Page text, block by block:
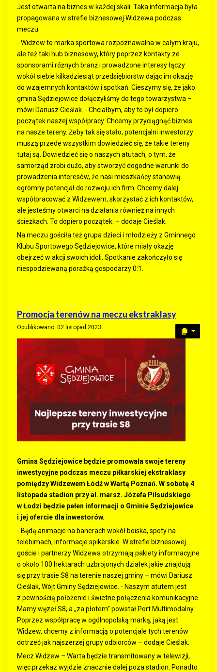
Jest otwarta na biznes w każdej skali. Taka informacja była
propagowana w strefie biznesowej Widzewa podczas
meczu.
- Widzew to marka sportowa rozpoznawalna w całym kraju,
ale też taki hub biznesowy, który poprzez kontakty ze
sponsorami różnych branż i prowadzone interesy łączy
wokół siebie kilkadziesiąt przedsiębiorstw dając im okazję
do wzajemnych kontaktów i spotkań. Cieszymy się, że jako
gmina Sędziejowice dołączyliśmy do tego towarzystwa –
mówi Dariusz Cieślak. - Chciałbym, aby to był dopiero
początek naszej współpracy. Chcemy przyciągnąć biznes
na nasze tereny. Żeby tak się stało, potencjalni inwestorzy
muszą przede wszystkim dowiedzieć się, że takie tereny
tutaj są. Dowiedzieć się o naszych atutach, o tym, że
samorząd zrobi dużo, aby stworzyć dogodne warunki do
prowadzenia interesów, że nasi mieszkańcy stanowią
ogromny potencjał do rozwoju ich firm. Chcemy dalej
współpracować z Widzewem, skorzystać z ich kontaktów,
ale jesteśmy otwarci na działania również na innych
ścieżkach. To dopiero początek. – dodaje Cieślak.
Na meczu gościła też grupa dzieci i młodzieży z Gminnego
Klubu Sportowego Sędziejowice, które miały okazję
obejrzeć w akcji swoich idoli. Spotkanie zakończyło się
niespodziewaną porażką gospodarzy 0:1.
Promocja terenów na meczu ekstraklasy
Opublikowano: 02 listopad 2023
Gmina Sędziejowice będzie promowała swoje tereny
inwestycyjne podczas meczu piłkarskiej ekstraklasy
pomiędzy Widzewem Łódź w Wartą Poznań. W sobotę 4
listopada stadion przy al. marsz. Józefa Piłsudskiego
w Łodzi będzie pełen informacji o Gminie Sędziejowice
i jej ofercie dla inwestorów.
- Będą animacje na banerach wokół boiska, spoty na
telebimach, informacje spikerskie. W strefie biznesowej
goście i partnerzy Widzewa otrzymają pakiety informacyjne
o około 100 hektarach uzbrojonych działek jakie znajdują
się przy trasie S8 na terenie naszej gminy – mówi Dariusz
Cieślak, Wójt Gminy Sędziejowice. - Naszym atutem jest
z pewnością położenie i świetne połączenia komunikacyjne.
Mamy węzeł S8, a „za płotem” powstał Port Multimodalny.
Poprzez współpracę w ogólnopolską marką, jaką jest
Widzew, chcemy z informacją o potencjale tych terenów
dotrzeć jak najszerzej grupy odbiorców – dodaje Cieślak.
Mecz Widzew – Warta będzie transmitowany w telewizji,
więc przekaz wyjdzie znacznie dalej poza stadion. Ponadto